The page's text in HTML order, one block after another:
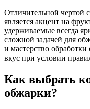
Отличительной чертой
является акцент на
удерживаемые всегда
сложной задачей для
и мастерство
вкус при условии
Как выбрать
обжарки?